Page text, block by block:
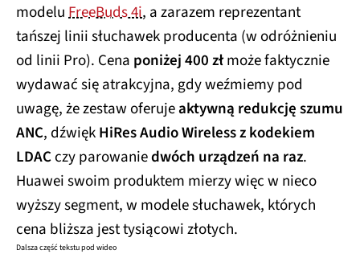
modeluFreeBuds 4i, a zarazem reprezentant
tańszej linii słuchawek producenta (w odróżnieniu
od linii Pro). Cena poniżej 400 złmoże faktycznie
wydawać się atrakcyjna, gdy weźmiemy pod
uwagę, że zestaw oferujeaktywną redukcję szumu
ANC, dźwiękHiRes Audio Wireless z kodekiem
LDACczy parowaniedwóch urządzeń na raz.
Huawei swoim produktem mierzy więc w nieco
wyższy segment, w modele słuchawek, których
cena bliższa jest tysiącowi złotych.
Dalsza część tekstu pod wideo